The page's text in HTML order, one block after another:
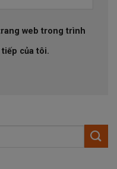
web trong trình
của tôi.